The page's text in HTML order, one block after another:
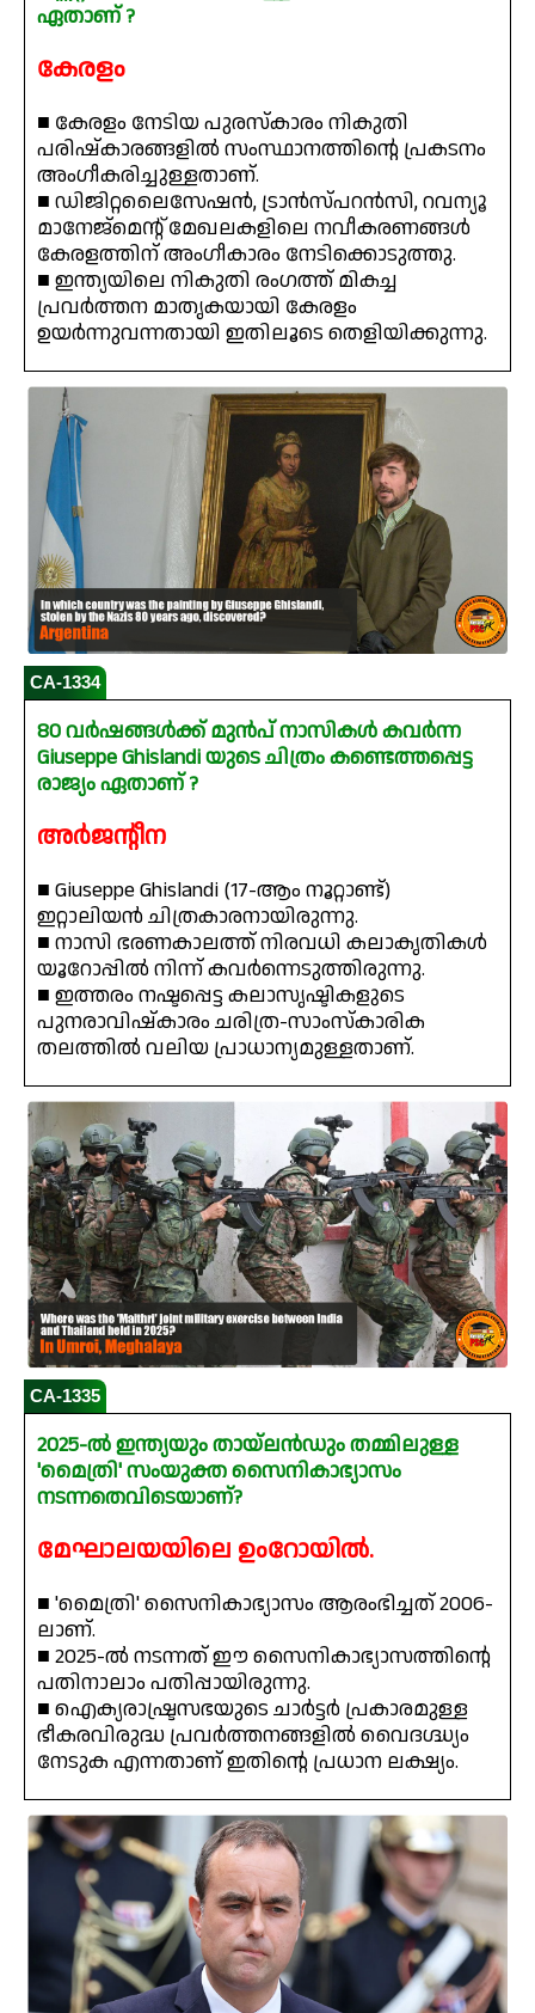
ഏതാണ് ?
കേരളം
■ കേരളം നേടിയ പുരസ്കാരം നികുതി
പരിഷ്കാരങ്ങളിൽ സംസ്ഥാനത്തിന്റെ പ്രകടനം
അംഗീകരിച്ചുള്ളതാണ്.
■ ഡിജിറ്റലൈസേഷൻ, ട്രാൻസ്‌പറൻസി, റവന്യൂ
മാനേജ്മെന്റ് മേഖലകളിലെ നവീകരണങ്ങൾ
കേരളത്തിന് അംഗീകാരം നേടിക്കൊടുത്തു.
■ ഇന്ത്യയിലെ നികുതി രംഗത്ത് മികച്ച
പ്രവർത്തന മാതൃകയായി കേരളം
ഉയർന്നുവന്നതായി ഇതിലൂടെ തെളിയിക്കുന്നു.
CA-1334
80 വർഷങ്ങൾക്ക് മുൻപ് നാസികൾ കവർന്ന
Giuseppe Ghislandi യുടെ ചിത്രം കണ്ടെത്തപ്പെട്ട
രാജ്യം ഏതാണ് ?
അർജന്റീന
■ Giuseppe Ghislandi (17-ആം നൂറ്റാണ്ട്)
ഇറ്റാലിയൻ ചിത്രകാരനായിരുന്നു.
■ നാസി ഭരണകാലത്ത് നിരവധി കലാകൃതികൾ
യൂറോപ്പിൽ നിന്ന് കവർന്നെടുത്തിരുന്നു.
■ ഇത്തരം നഷ്ടപ്പെട്ട കലാസൃഷ്ടികളുടെ
പുനരാവിഷ്കാരം ചരിത്ര-സാംസ്കാരിക
തലത്തിൽ വലിയ പ്രാധാന്യമുള്ളതാണ്.
CA-1335
2025-ൽ ഇന്ത്യയും തായ്‌ലൻഡും തമ്മിലുള്ള
'മൈത്രി' സംയുക്ത സൈനികാഭ്യാസം
നടന്നതെവിടെയാണ്?
മേഘാലയയിലെ ഉംറോയിൽ.
■ 'മൈത്രി' സൈനികാഭ്യാസം ആരംഭിച്ചത് 2006-
ലാണ്.
■ 2025-ൽ നടന്നത് ഈ സൈനികാഭ്യാസത്തിൻ്റെ
പതിനാലാം പതിപ്പായിരുന്നു.
■ ഐക്യരാഷ്ട്രസഭയുടെ ചാർട്ടർ പ്രകാരമുള്ള
ഭീകരവിരുദ്ധ പ്രവർത്തനങ്ങളിൽ വൈദഗ്ദ്ധ്യം
നേടുക എന്നതാണ് ഇതിൻ്റെ പ്രധാന ലക്ഷ്യം.